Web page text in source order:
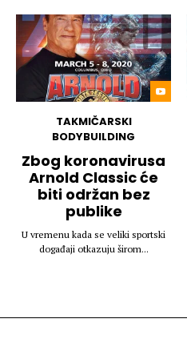
TAKMIČARSKI
BODYBUILDING
Zbog koronavirusa
Arnold Classic će
biti održan bez
publike
U vremenu kada se veliki sportski
događaji otkazuju širom...